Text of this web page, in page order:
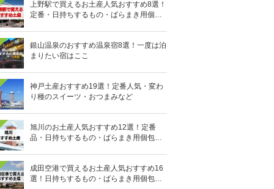
上野駅で買えるお土産人気おすすめ8選！
定番・日持ちするもの・ばらまき用個包
銀山温泉のおすすめ温泉宿8選！一度は泊
まりたい宿はここ
神戸土産おすすめ19選！定番人気・変わ
り種のスイーツ・おつまみなど
旭川のお土産人気おすすめ12選！定番
品・日持ちするもの・ばらまき用個包装
成田空港で買えるお土産人気おすすめ16
選！日持ちするもの・ばらまき用個包装